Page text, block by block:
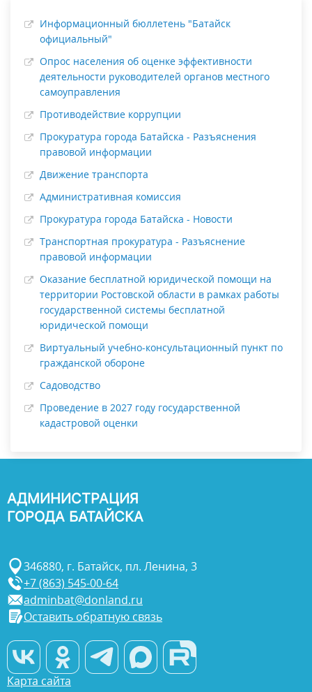
Информационный бюллетень "Батайск
официальный"
Опрос населения об оценке эффективности
деятельности руководителей органов местного
самоуправления
Противодействие коррупции
Прокуратура города Батайска - Разъяснения
правовой информации
Движение транспорта
Административная комиссия
Прокуратура города Батайска - Новости
Транспортная прокуратура - Разъяснение
правовой информации
Оказание бесплатной юридической помощи на
территории Ростовской области в рамках работы
государственной системы бесплатной
юридической помощи
Виртуальный учебно-консультационный пункт по
гражданской обороне
Садоводство
Проведение в 2027 году государственной
кадастровой оценки
АДМИНИСТРАЦИЯ
ГОРОДА БАТАЙСКА
346880, г. Батайск, пл. Ленина, 3
+7 (863) 545-00-64
adminbat@donland.ru
Оставить обратную связь
Карта сайта